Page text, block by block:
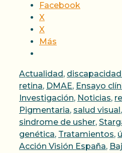
Facebook
X
X
Más
Categorías
Actualidad , discapacidad
retina, DMAE, Ensayo
Investigación, Noticias,
Pigmentaria, salud visual ,
sindrome de usher,
genética, Tratamientos,
Acción Visión España,